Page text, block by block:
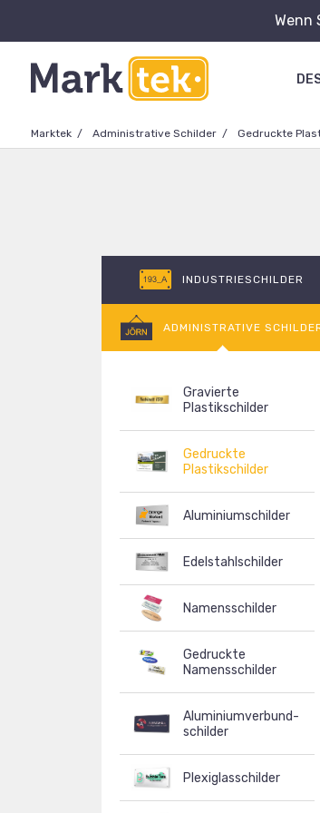
Wenn
Marktek Administrative Schilder Gedruckte
INDUSTRIESCHILDER
ADMINISTRATIVE
Gravierte
Plastikschilder
Gedruckte
Plastikschilder
Aluminiumschilder
Edelstahlschilder
Namensschilder
Gedruckte
Namensschilder
Aluminiumverbund-
schilder
Plexiglasschilder